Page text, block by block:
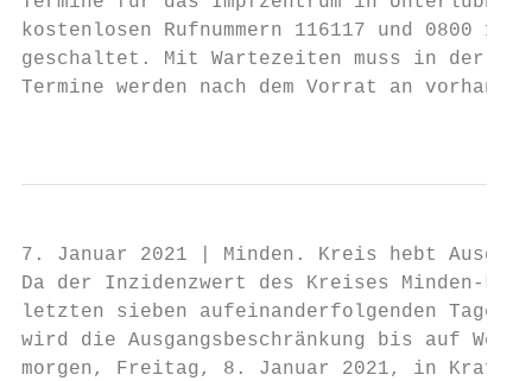
kostenlosen Rufnummern 116117 und 0800
geschaltet. Mit Wartezeiten muss in der
Termine werden nach dem Vorrat an
7. Januar 2021 | Minden. Kreis hebt
Da der Inzidenzwert des Kreises Minden-
letzten sieben aufeinanderfolgenden
wird die Ausgangsbeschränkung bis auf
morgen, Freitag, 8. Januar 2021, in Kraft.